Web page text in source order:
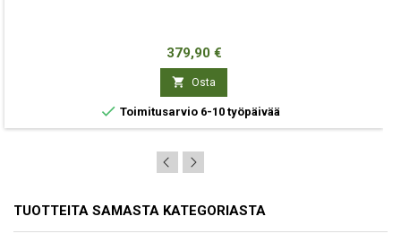
Hinta
379,90 €
 Osta
 Toimitusarvio 6-10 työpäivää
TUOTTEITA SAMASTA KATEGORIASTA